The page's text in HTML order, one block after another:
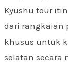
Kyushu tour
dari rangkaian
khusus untuk
selatan secara